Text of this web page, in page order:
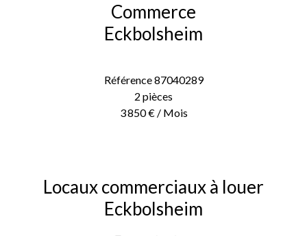
Commerce
Eckbolsheim
Référence87040289
2 pièces
3 850 € / Mois
Locaux commerciaux à louer
Eckbolsheim